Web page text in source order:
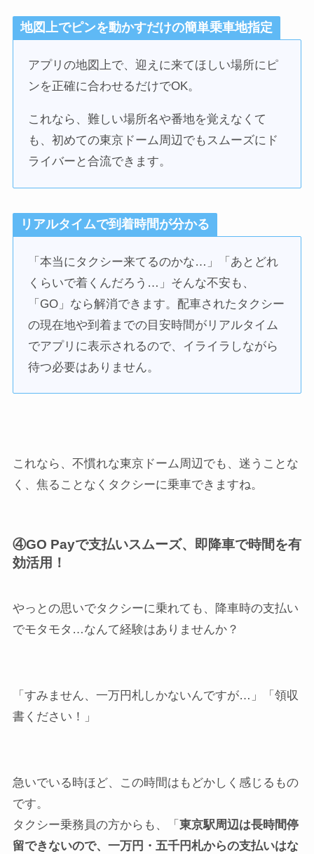
地図上でピンを動かすだけの簡単乗車地指定
アプリの地図上で、迎えに来てほしい場所にピ
ンを正確に合わせるだけでOK。
これなら、難しい場所名や番地を覚えなくて
も、初めての東京ドーム周辺でもスムーズにド
ライバーと合流できます。
リアルタイムで到着時間が分かる
「本当にタクシー来てるのかな…」「あとどれ
くらいで着くんだろう…」そんな不安も、
「GO」なら解消できます。配車されたタクシー
の現在地や到着までの目安時間がリアルタイム
でアプリに表示されるので、イライラしながら
待つ必要はありません。
これなら、不慣れな東京ドーム周辺でも、迷うことな
く、焦ることなくタクシーに乗車できますね。
④GO Payで支払いスムーズ、即降車で時間を有
効活用！
やっとの思いでタクシーに乗れても、降車時の支払い
でモタモタ…なんて経験はありませんか？
「すみません、一万円札しかないんですが…」「領収
書ください！」
急いでいる時ほど、この時間はもどかしく感じるもの
です。
タクシー乗務員の方からも、「 東京駅周辺は長時間停
留できないので、一万円・五千円札からの支払いはな